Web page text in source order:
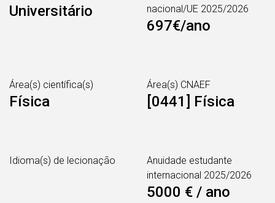
Universitário
nacional/UE 2025/2026
697€/ano
Área(s) científica(s)
Física
Área(s) CNAEF
[0441] Física
Idioma(s) de lecionação
Anuidade estudante
internacional 2025/2026
5000 € / ano